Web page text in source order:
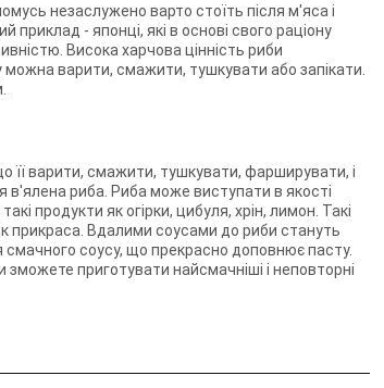
незаслужено варто стоїть після м'яса і
- японці, які в основі свого раціону
Висока харчова цінність риби
варити, смажити, тушкувати або запікати.
її варити, смажити, тушкувати, фарширувати, і
в'ялена риба. Риба може виступати в якості
продукти як огірки, цибуля, хрін, лимон. Такі
прикраса. Вдалими соусами до риби стануть
смачного соусу, що прекрасно доповнює пасту.
приготувати найсмачніші і неповторні